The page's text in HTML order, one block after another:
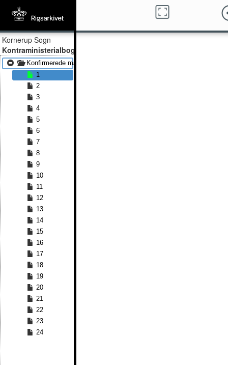
Kornerup Sogn
Kontraministerialbog
Konfirmerede mænd 1816 - Konfirmerede mænd 1829
1
2
3
4
5
6
7
8
9
10
11
12
13
14
15
16
17
18
19
20
21
22
23
24